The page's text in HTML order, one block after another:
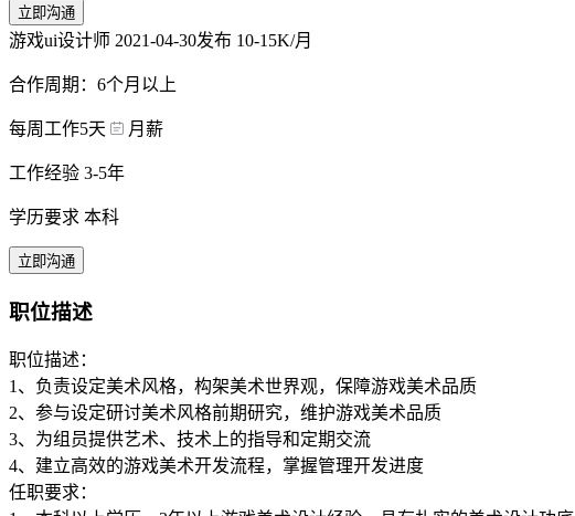
立即沟通
游戏ui设计师 2021-04-30发布 10-15K/月
合作周期：6个月以上
每周工作5天 月薪
工作经验 3-5年
学历要求 本科
立即沟通
职位描述
职位描述：
1、负责设定美术风格，构架美术世界观，保障游戏美术品质
2、参与设定研讨美术风格前期研究，维护游戏美术品质
3、为组员提供艺术、技术上的指导和定期交流
4、建立高效的游戏美术开发流程，掌握管理开发进度
任职要求：